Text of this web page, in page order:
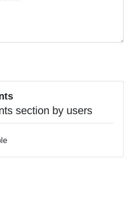
section by users